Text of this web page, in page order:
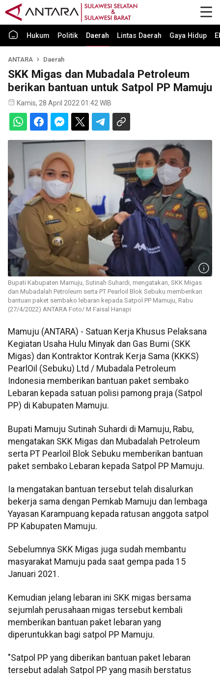
Hukum Politik Daerah Lintas Daerah Gaya Hidup
ANTARA Daerah
SKK Migas dan Mubadala Petroleum
berikan bantuan untuk Satpol PP Mamuju
Kamis, 28 April 2022 01:42 WIB
Bupati Kabupaten Mamuju, Sutinah Suhardi, mengatakan, SKK Migas
dan Mubadalah Petroleum serta PT Pearloil Blok Sebuku memberikan
bantuan paket sembako lebaran kepada Satpol PP Mamuju, Rabu
(27/4/2022) ANTARA Foto/ M Faisal Hanapi
Mamuju (ANTARA) - Satuan Kerja Khusus Pelaksana
Kegiatan Usaha Hulu Minyak dan Gas Bumi (SKK
Migas) dan Kontraktor Kontrak Kerja Sama (KKKS)
PearlOil (Sebuku) Ltd / Mubadala Petroleum
Indonesia memberikan bantuan paket sembako
Lebaran kepada satuan polisi pamong praja (Satpol
PP) di Kabupaten Mamuju.
Bupati Mamuju Sutinah Suhardi di Mamuju, Rabu,
mengatakan SKK Migas dan Mubadalah Petroleum
serta PT Pearloil Blok Sebuku memberikan bantuan
paket sembako Lebaran kepada Satpol PP Mamuju.
Ia mengatakan bantuan tersebut telah disalurkan
bekerja sama dengan Pemkab Mamuju dan lembaga
Yayasan Karampuang kepada ratusan anggota satpol
PP Kabupaten Mamuju.
Sebelumnya SKK Migas juga sudah membantu
masyarakat Mamuju pada saat gempa pada 15
Januari 2021.
Kemudian jelang lebaran ini SKK migas bersama
sejumlah perusahaan migas tersebut kembali
memberikan bantuan paket lebaran yang
diperuntukkan bagi satpol PP Mamuju.
"Satpol PP yang diberikan bantuan paket lebaran
tersebut adalah Satpol PP yang masih berstatus